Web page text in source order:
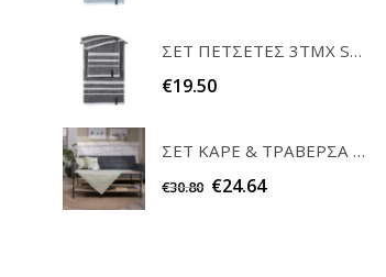
ΣΕΤ ΠΕΤΣΕΤΕΣ 3ΤΜΧ SOFRANO ANTHRACITE GUY LAROCHE
€19.50
ΣΕΤ ΚΑΡΕ & ΤΡΑΒΕΡΣΑ PEONY 08 TEORAN HOME & MORE
€30.80 €24.64